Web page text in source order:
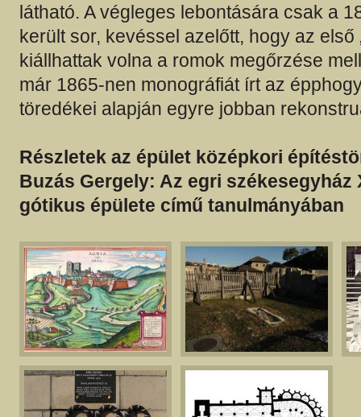
látható. A végleges lebontására csak a
került sor, kevéssel azelőtt, hogy az első
kiállhattak volna a romok megőrzése
már 1865-nen monográfiát írt az
töredékei alapján egyre jobban
Részletek az épület középkori
Buzás Gergely: Az egri székesegyház
gótikus épülete című tanulmányában